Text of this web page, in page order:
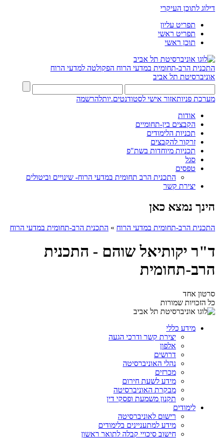
דילוג לתוכן העיקרי
תפריט עליון
תפריט ראשי
תוכן ראשי
התכנית הרב-תחומית במדעי הרוח הפקולטה למדעי הרוח
אוניברסיטת תל אביב
מערכת פניותאזור אישי לסטודנטים.יותלהרשמה
אודות
הקבצים בין-תחומיים
תכניות הלימודים
זרקור להקבצים
תכניות מיוחדות בשת"פ
סגל
טפסים
התכנית הרב תחומית במדעי הרוח- שינויים וביטולים
יצירת קשר
הינך נמצא כאן
התכנית הרב-תחומית במדעי הרוח » התכנית הרב-תחומית במדעי הרוח
ד"ר יקותיאל שוהם - התכנית
הרב-תחומית
סרטון אחד
כל הזכויות שמורות
מידע כללי
יצירת קשר ודרכי הגעה
אלפון
דרושים
נהלי האוניברסיטה
מכרזים
מידע לשעת חירום
מבקרת האוניברסיטה
תקנון משמעת ופסקי דין
לימודים
רישום לאוניברסיטה
מידע למתעניינים בלימודים
חישוב סיכויי קבלה לתואר ראשון